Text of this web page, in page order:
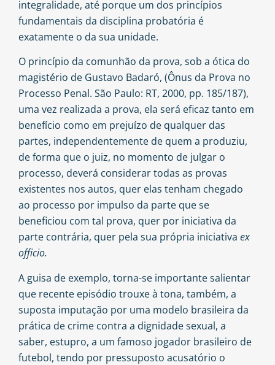
integralidade, até porque um dos princípios
fundamentais da disciplina probatória é
exatamente o da sua unidade.
O princípio da comunhão da prova, sob a ótica do
magistério de Gustavo Badaró, (Ônus da Prova no
Processo Penal. São Paulo: RT, 2000, pp. 185/187),
uma vez realizada a prova, ela será eficaz tanto em
benefício como em prejuízo de qualquer das
partes, independentemente de quem a produziu,
de forma que o juiz, no momento de julgar o
processo, deverá considerar todas as provas
existentes nos autos, quer elas tenham chegado
ao processo por impulso da parte que se
beneficiou com tal prova, quer por iniciativa da
parte contrária, quer pela sua própria iniciativa ex
officio.
A guisa de exemplo, torna-se importante salientar
que recente episódio trouxe à tona, também, a
suposta imputação por uma modelo brasileira da
prática de crime contra a dignidade sexual, a
saber, estupro, a um famoso jogador brasileiro de
futebol, tendo por pressuposto acusatório o